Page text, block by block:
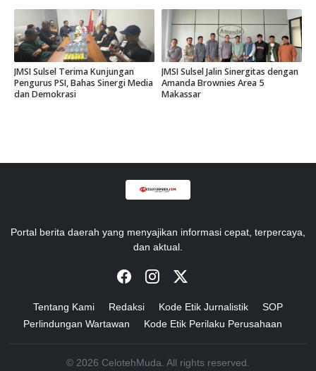
JMSI Sulsel Terima Kunjungan
Pengurus PSI, Bahas Sinergi Media
dan Demokrasi
JMSI Sulsel Jalin Sinergitas dengan
Amanda Brownies Area 5
Makassar
Portal berita daerah yang menyajikan informasi cepat, terpercaya,
dan aktual.
Tentang Kami Redaksi Kode Etik Jurnalistik
SOP
Perlindungan Wartawan
Kode Etik Perilaku Perusahaan
© 2026 CelotehMuda. All rights reserved.